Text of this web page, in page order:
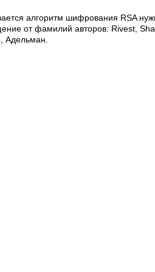
алгоритм шифрования RSA
от фамилий авторов: Rivest,
Адельман.